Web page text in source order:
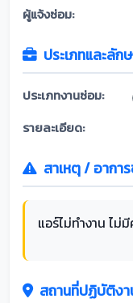
ผู้แจ้งซ่อม:
ประเภทและลัก
ประเภทงานซ่อม:
รายละเอียด:
สาเหตุ / อากา
แอร์ไม่ทำงาน ไม่มี
สถานที่ปฏิบัติง